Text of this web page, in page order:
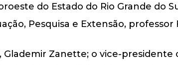
do Estado do Rio Grande do
Pesquisa e Extensão,
Zanette; o vice-presidente